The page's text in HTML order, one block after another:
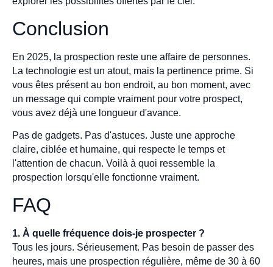
Conclusion
En 2025, la prospection reste une affaire de personnes.
La technologie est un atout, mais la pertinence prime. Si
vous êtes présent au bon endroit, au bon moment, avec
un message qui compte vraiment pour votre prospect,
vous avez déjà une longueur d'avance.
Pas de gadgets. Pas d'astuces. Juste une approche
claire, ciblée et humaine, qui respecte le temps et
l'attention de chacun. Voilà à quoi ressemble la
prospection lorsqu'elle fonctionne vraiment.
FAQ
1. À quelle fréquence dois-je prospecter ?
Tous les jours. Sérieusement. Pas besoin de passer des
heures, mais une prospection régulière, même de 30 à 60